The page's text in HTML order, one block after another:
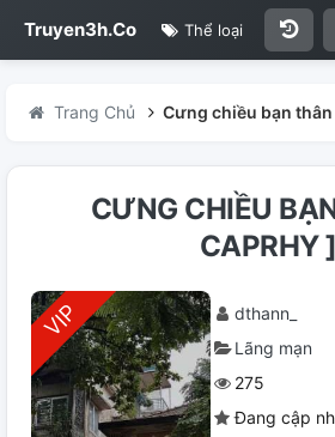
Truyen3h.Co Thể loại
Trang Chủ Cưng chiều bạn thân
CƯNG CHIỀU
CAPRHY ]
dthann_
Lãng mạn
275
Đang cập